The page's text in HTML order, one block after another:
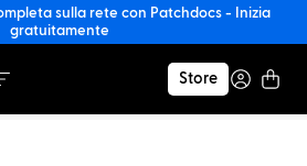
sulla rete con Patchdocs - Inizia
gratuitamente
Store